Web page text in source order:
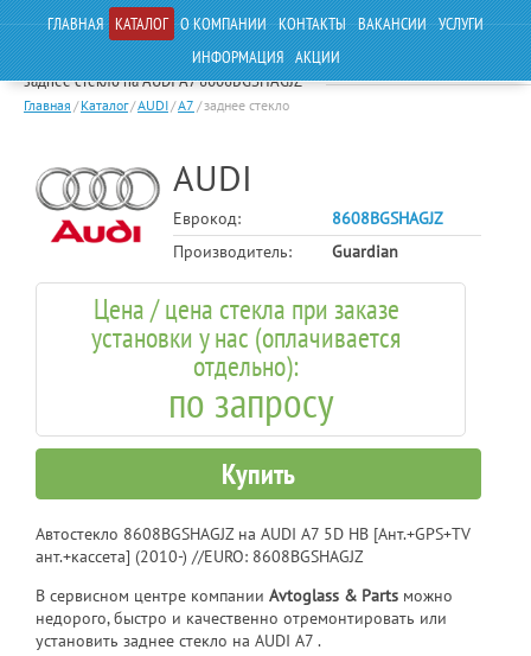
ГЛАВНАЯ КАТАЛОГ О КОМПАНИИ КОНТАКТЫ ВАКАНСИИ УСЛУГИ
ИНФОРМАЦИЯ АКЦИИ
заднее стекло на AUDI A7 8608BGSHAGJZ
Главная / Каталог/AUDI/A7 /заднее стекло
AUDI
Еврокод:
8608BGSHAGJZ
Производитель:
Guardian
Цена / цена стекла при заказе
установки у нас (оплачивается
отдельно):
по запросу
Купить
Автостекло 8608BGSHAGJZ на AUDI A7 5D HB [Ант.+GPS+TV
ант.+кассета] (2010-) //EURO: 8608BGSHAGJZ
В сервисном центре компанииAvtoglass & Parts можно
недорого, быстро и качественно отремонтировать или
установить заднее стекло на AUDI A7 .